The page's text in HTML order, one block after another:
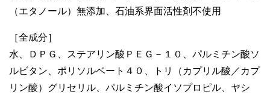
（エタノール）無添加、石油系界面活性剤不使用
［全成分］
水、ＤＰＧ、ステアリン酸ＰＥＧ－１０、パルミチン酸ソ
ルビタン、ポリソルベート４０、トリ（カプリル酸／カプ
リン酸）グリセリル、パルミチン酸イソプロピル、ヤシ